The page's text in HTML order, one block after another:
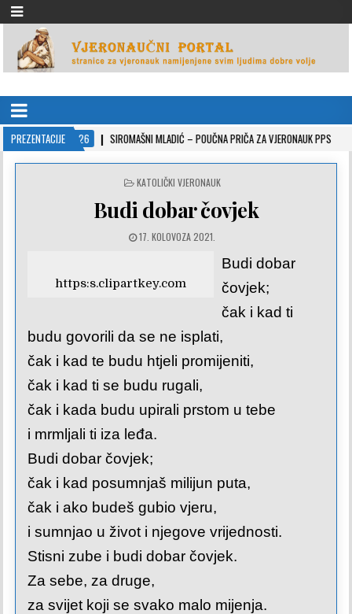
VJERONAUČNI PORTAL
PREZENTACIJE
2022-10-26 SIROMAŠNI MLADIĆ – POUČNA PRIČA ZA VJERONAUK PPS
POSTED
KATOLIČKI VJERONAUK
Budi dobar čovjek
17. KOLOVOZA 2021.
https:s.clipartkey.com
Budi dobar
čovjek;
čak i kad ti
budu govorili da se ne isplati,
čak i kad te budu htjeli promijeniti,
čak i kad ti se budu rugali,
čak i kada budu upirali prstom u tebe
i mrmljali ti iza leđa.
Budi dobar čovjek;
čak i kad posumnjaš milijun puta,
čak i ako budeš gubio vjeru,
i sumnjao u život i njegove vrijednosti.
Stisni zube i budi dobar čovjek.
Za sebe, za druge,
za svijet koji se svako malo mijenja.